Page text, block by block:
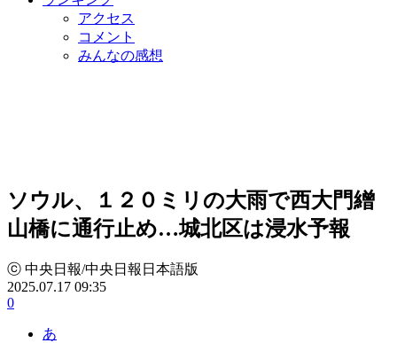
アクセス
コメント
みんなの感想
ソウル、１２０ミリの大雨で西大門繒
山橋に通行止め…城北区は浸水予報
ⓒ 中央日報/中央日報日本語版
2025.07.17 09:35
0
あ